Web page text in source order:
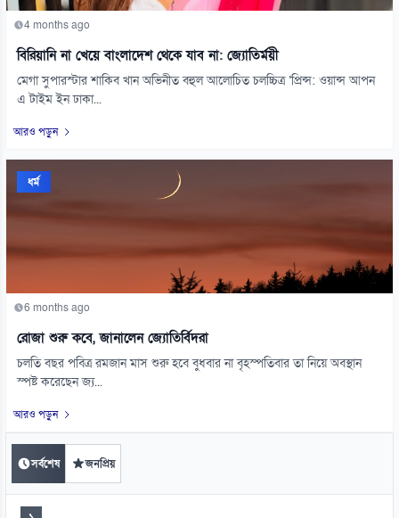
4 months ago
বিরিয়ানি না খেয়ে বাংলাদেশ থেকে যাব না: জ্যোতির্ময়ী
মেগা সুপারস্টার শাকিব খান অভিনীত বহুল আলোচিত চলচ্চিত্র ‘প্রিন্স: ওয়ান্স আপন
এ টাইম ইন ঢাকা...
আরও পড়ুন
ধর্ম
6 months ago
রোজা শুরু কবে, জানালেন জ্যোতির্বিদরা
চলতি বছর পবিত্র রমজান মাস শুরু হবে বুধবার না বৃহস্পতিবার তা নিয়ে অবস্থান
স্পষ্ট করেছেন জ্য...
আরও পড়ুন
সর্বশেষ জনপ্রিয়